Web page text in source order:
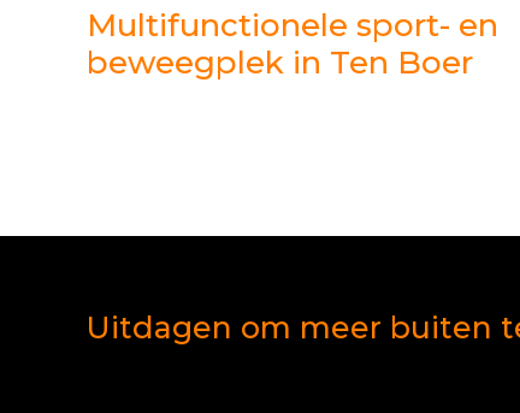
Multifunctionele sport- en
beweegplek in Ten Boer
Uitdagen om meer buiten